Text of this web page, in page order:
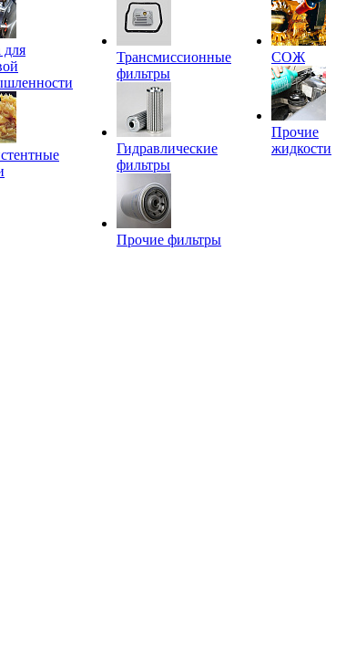
для
Трансмиссионные
фильтры
Гидравлические
фильтры
Прочие фильтры
СОЖ
Прочие
жидкости